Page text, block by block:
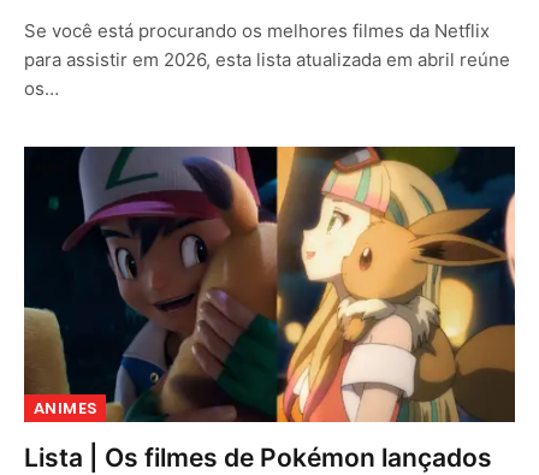
Se você está procurando os melhores filmes da Netflix
para assistir em 2026, esta lista atualizada em abril reúne
os…
ANIMES
Lista | Os filmes de Pokémon lançados